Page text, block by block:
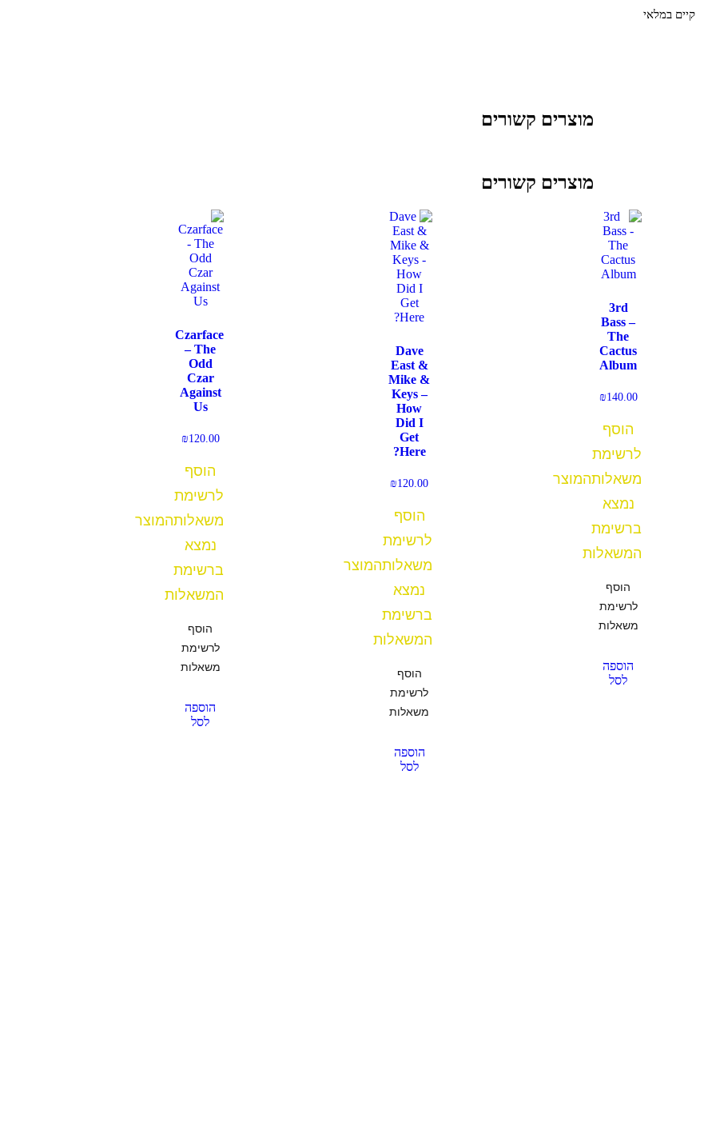
קיים במלאי
מוצרים קשורים
מוצרים קשורים
3rd
Bass –
The
Cactus
Album
₪140.00
הוסף
לרשימת
משאלותהמוצר
נמצא
ברשימת
המשאלות
הוסף
לרשימת
משאלות
הוספה
לסל
Dave
East &
Mike &
Keys –
How
Did I
Get
Here?
₪120.00
הוסף
לרשימת
משאלותהמוצר
נמצא
ברשימת
המשאלות
הוסף
לרשימת
משאלות
הוספה
לסל
Czarface
– The
Odd
Czar
Against
Us
₪120.00
הוסף
לרשימת
משאלותהמוצר
נמצא
ברשימת
המשאלות
הוסף
לרשימת
משאלות
הוספה
לסל